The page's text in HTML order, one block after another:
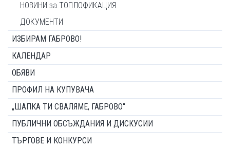
НОВИНИ за ТОПЛОФИКАЦИЯ
ДОКУМЕНТИ
ИЗБИРАМ ГАБРОВО!
КАЛЕНДАР
ОБЯВИ
ПРОФИЛ НА КУПУВАЧА
„ШАПКА ТИ СВАЛЯМЕ, ГАБРОВО“
ПУБЛИЧНИ ОБСЪЖДАНИЯ И ДИСКУСИИ
ТЪРГОВЕ И КОНКУРСИ